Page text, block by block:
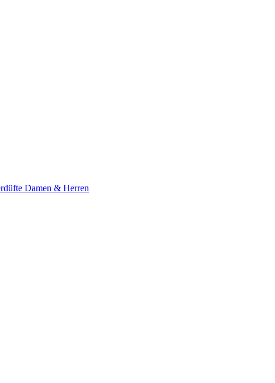
Damen & Herren